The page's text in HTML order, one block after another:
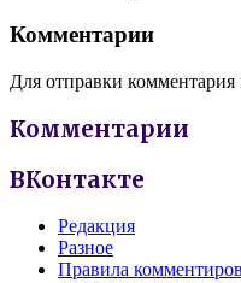
Комментарии
Для отправки
Комментарии
ВКонтакте
Редакция
Разное
Правила